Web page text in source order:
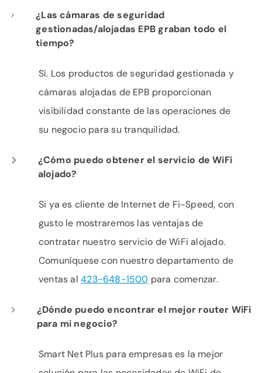
¿Las cámaras de seguridad
gestionadas/alojadas EPB graban todo el
tiempo?
Sí. Los productos de seguridad gestionada y
cámaras alojadas de EPB proporcionan
visibilidad constante de las operaciones de
su negocio para su tranquilidad.
¿Cómo puedo obtener el servicio de WiFi
alojado?
Si ya es cliente de Internet de Fi-Speed, con
gusto le mostraremos las ventajas de
contratar nuestro servicio de WiFi alojado.
Comuníquese con nuestro departamento de
ventas al423-648-1500 para comenzar.
¿Dónde puedo encontrar el mejor router WiFi
para mi negocio?
Smart Net Plus para empresas es la mejor